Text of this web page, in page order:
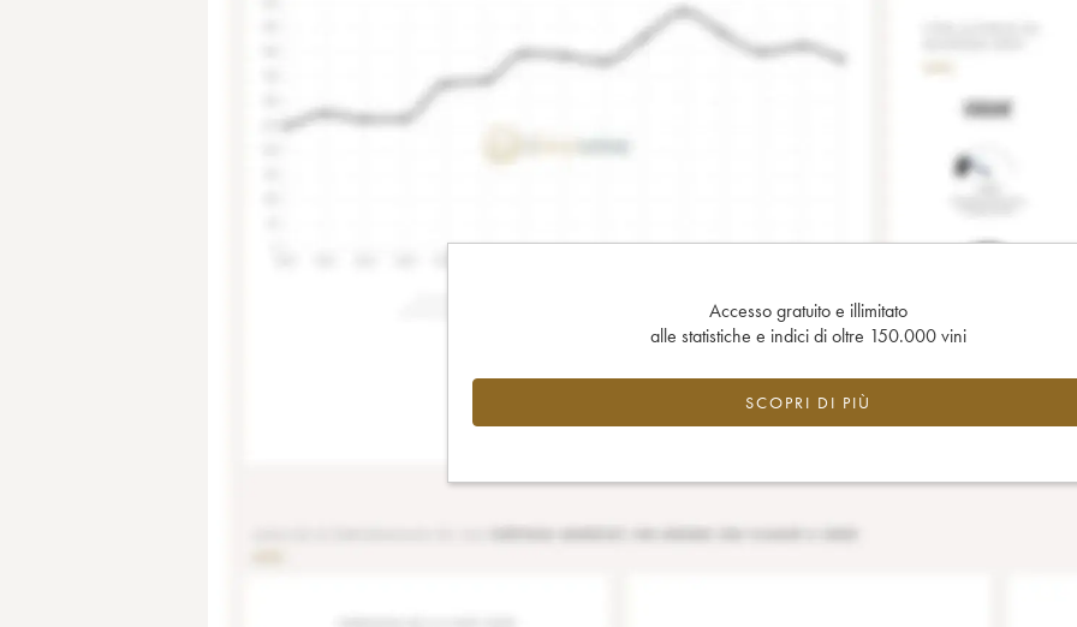
Accesso gratuito e illimitato
alle statistiche e indici di oltre 150.000 vini
SCOPRI DI PIÙ